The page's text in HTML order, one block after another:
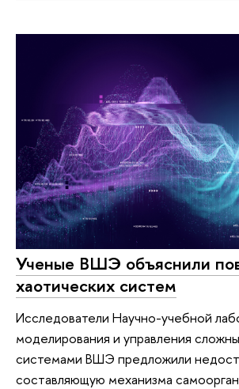
Ученые ВШЭ объяснили
хаотических систем
Исследователи Научно-учебной
моделирования и управления
системами ВШЭ предложили
составляющую механизма